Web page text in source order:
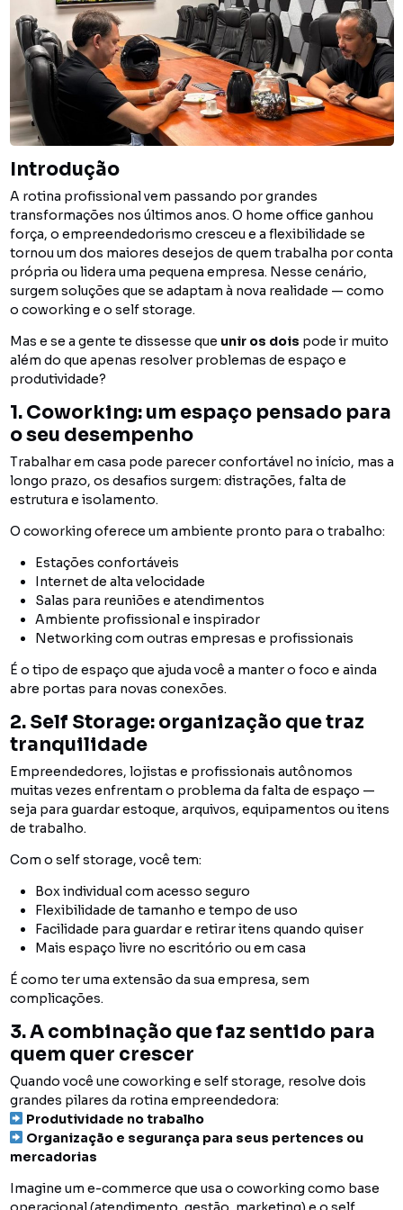
Introdução
A rotina profissional vem passando por grandes
transformações nos últimos anos. O home office ganhou
força, o empreendedorismo cresceu e a flexibilidade se
tornou um dos maiores desejos de quem trabalha por conta
própria ou lidera uma pequena empresa. Nesse cenário,
surgem soluções que se adaptam à nova realidade — como
o coworking e o self storage.
Mas e se a gente te dissesse que unir os dois pode ir muito
além do que apenas resolver problemas de espaço e
produtividade?
1. Coworking: um espaço pensado para
o seu desempenho
Trabalhar em casa pode parecer confortável no início, mas a
longo prazo, os desafios surgem: distrações, falta de
estrutura e isolamento.
O coworking oferece um ambiente pronto para o trabalho:
Estações confortáveis
Internet de alta velocidade
Salas para reuniões e atendimentos
Ambiente profissional e inspirador
Networking com outras empresas e profissionais
É o tipo de espaço que ajuda você a manter o foco e ainda
abre portas para novas conexões.
2. Self Storage: organização que traz
tranquilidade
Empreendedores, lojistas e profissionais autônomos
muitas vezes enfrentam o problema da falta de espaço —
seja para guardar estoque, arquivos, equipamentos ou itens
de trabalho.
Com o self storage, você tem:
Box individual com acesso seguro
Flexibilidade de tamanho e tempo de uso
Facilidade para guardar e retirar itens quando quiser
Mais espaço livre no escritório ou em casa
É como ter uma extensão da sua empresa, sem
complicações.
3. A combinação que faz sentido para
quem quer crescer
Quando você une coworking e self storage, resolve dois
grandes pilares da rotina empreendedora:
Produtividade no trabalho
Organização e segurança para seus pertences ou
mercadorias
Imagine um e-commerce que usa o coworking como base